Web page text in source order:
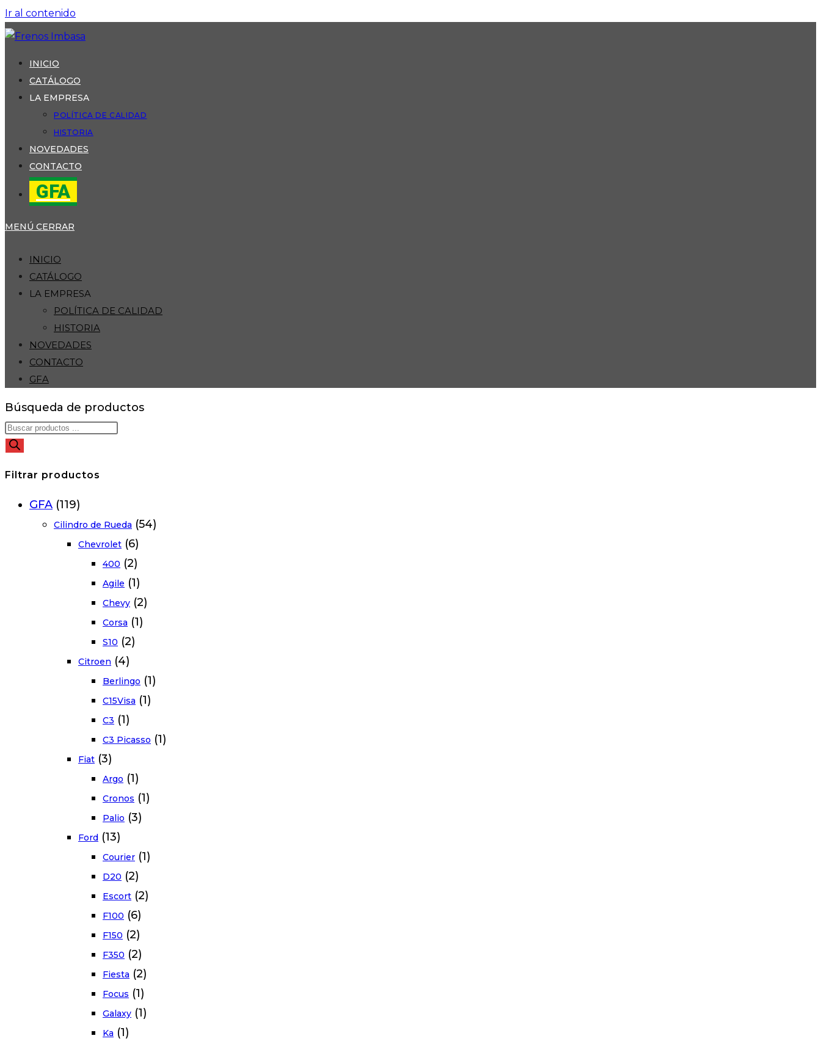
Ir al contenido
INICIO
CATÁLOGO
LA EMPRESA
POLÍTICA DE CALIDAD
HISTORIA
NOVEDADES
CONTACTO
GFA
MENÚ CERRAR
INICIO
CATÁLOGO
LA EMPRESA
POLÍTICA DE CALIDAD
HISTORIA
NOVEDADES
CONTACTO
GFA
Búsqueda de productos
Filtrar productos
GFA (119)
Cilindro de Rueda (54)
Chevrolet (6)
400 (2)
Agile (1)
Chevy (2)
Corsa (1)
S10 (2)
Citroen (4)
Berlingo (1)
C15Visa (1)
C3 (1)
C3 Picasso (1)
Fiat (3)
Argo (1)
Cronos (1)
Palio (3)
Ford (13)
Courier (1)
D20 (2)
Escort (2)
F100 (6)
F150 (2)
F350 (2)
Fiesta (2)
Focus (1)
Galaxy (1)
Ka (1)